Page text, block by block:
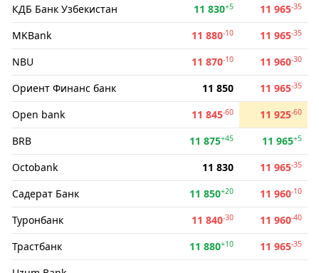
КДБ Банк Узбекистан 11 830+5 11 965-35
MKBank 11 880-10 11 965-35
NBU 11 870-10 11 960-30
Ориент Финанс банк 11 850 11 965-35
Open bank 11 845-60 11 925-60
BRB 11 875+45 11 965+5
Octobank 11 830 11 965-35
Садерат Банк 11 850+20 11 960-10
Туронбанк 11 840-30 11 960-40
Трастбанк 11 880+10 11 965-35